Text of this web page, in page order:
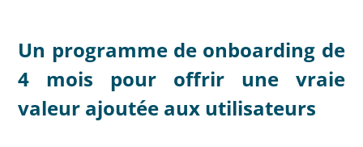
Un programme de onboarding de
4 mois pour offrir une vraie
valeur ajoutée aux utilisateurs